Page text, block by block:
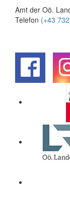
Amt der Oö.
Telefon (+43